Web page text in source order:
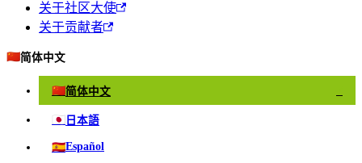
关于社区大使
关于贡献者
🇨🇳简体中文
🇨🇳简体中文
🇯🇵 日本語
🇪🇸Español